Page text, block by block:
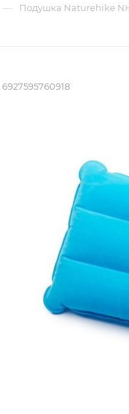
— Подушка Naturehike
6927595760918